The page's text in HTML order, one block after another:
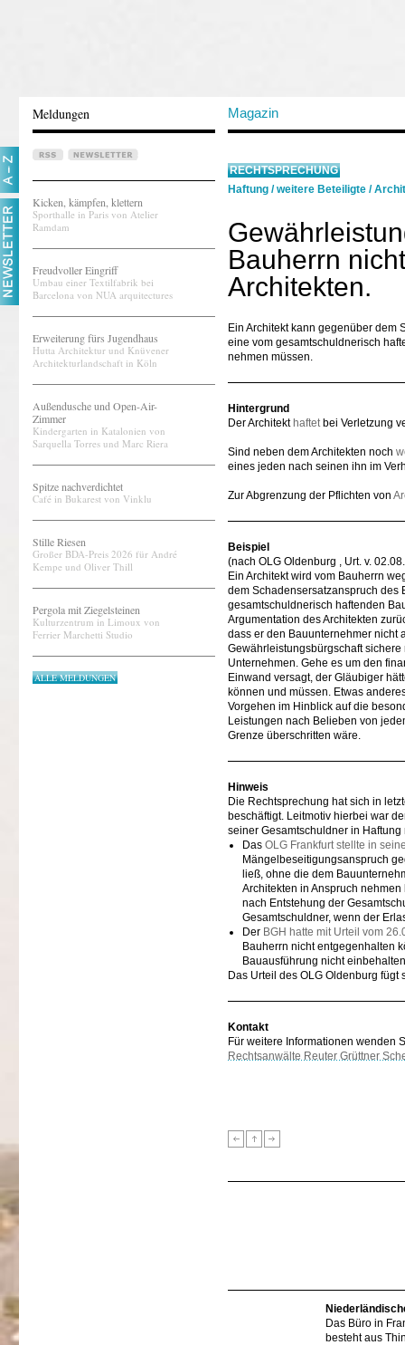
Meldungen Magazin
Kicken, kämpfen, klettern
Sporthalle in Paris von Atelier
Ramdam
Freudvoller Eingriff
Umbau einer Textilfabrik bei
Barcelona von NUA arquitectures
Erweiterung fürs Jugendhaus
Hutta Architektur und Knüvener
Architekturlandschaft in Köln
Außendusche und Open-Air-
Zimmer
Kindergarten in Katalonien von
Sarquella Torres und Marc Riera
Spitze nachverdichtet
Café in Bukarest von Vinklu
Stille Riesen
Großer BDA-Preis 2026 für André
Kempe und Oliver Thill
Pergola mit Ziegelsteinen
Kulturzentrum in Limoux von
Ferrier Marchetti Studio
ALLE MELDUNGEN
RECHTSPRECHUNG
Haftung /weitere Beteiligte /
Bauherrn
Architekten.
Ein Architekt kann gegenüber
eine vom gesamtschuldnerisch
nehmen müssen.
Hintergrund
Der Architekt haftetbei Verletzung
Sind neben dem Architekten noch
eines jeden nach seinen ihn im
Zur Abgrenzung der Pflichten von
Beispiel
(nach OLG Oldenburg , Urt. v.
Ein Architekt wird vom Bauherrn
dem Schadensersatzanspruch des
gesamtschuldnerisch haftenden
Argumentation des Architekten
dass er den Bauunternehmer nicht
Gewährleistungsbürgschaft
Unternehmen. Gehe es um den
Einwand versagt, der Gläubiger
können und müssen. Etwas
Vorgehen im Hinblick auf die
Leistungen nach Belieben von
Grenze überschritten wäre.
Hinweis
Die Rechtsprechung hat sich in
beschäftigt. Leitmotiv hierbei war
seiner Gesamtschuldner in Haftung
Das OLG Frankfurt stellte in
Mängelbeseitigungsanspruch
ließ, ohne die dem
Architekten in Anspruch
nach Entstehung der
Gesamtschuldner, wenn der
Der BGH hatte mit Urteil vom
Bauherrn nicht entgegenhalten
Bauausführung nicht
Das Urteil des OLG Oldenburg fügt
Kontakt
Für weitere Informationen wenden
Rechtsanwälte Reuter Grüttner
Das Büro in
besteht aus